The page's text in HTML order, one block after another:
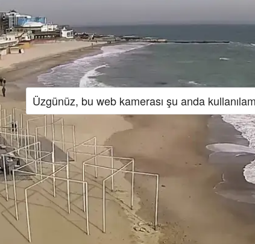
Üzgünüz, bu web kamerası şu anda